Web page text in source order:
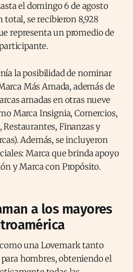
el domingo 6 de agosto
total, se recibieron 8,928
representa un promedio de
la posibilidad de nominar
Más Amada, además de
amadas en otras nueve
Marca Insignia, Comercios,
Finanzas y
Además, se incluyeron
Marca que brinda apoyo
y Marca con Propósito.
a los mayores
una Lovemark tanto
hombres, obteniendo el